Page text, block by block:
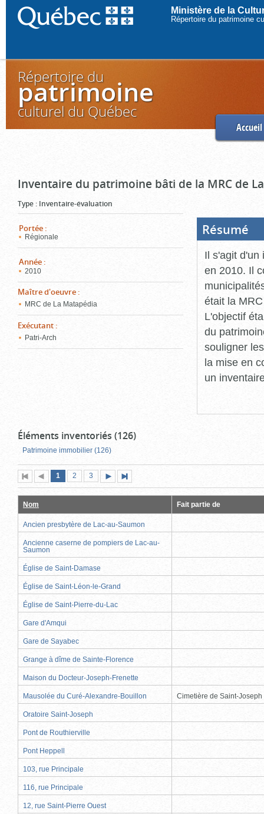
Ministère de la
Répertoire du patrimoine
Répertoire du
patrimoine
culturel du Québec
Accueil
Inventaire du patrimoine bâti de la MRC de
Type : Inventaire-évaluation
Portée :
Régionale
Année :
2010
Maître d'oeuvre :
MRC de La Matapédia
Exécutant :
Patri-Arch
Résumé
Il s'agit d'un
en 2010. Il
était la
L'objectif
du
souligner
la mise en
un
Éléments inventoriés (126)
Patrimoine immobilier (126)
Première
page
Page
précédente
Page
1 (page
actuelle)
Page
2 Page
3
suivante
page
Nom Fait partie de
Ancien presbytère de Lac-au-Saumon
Ancienne caserne de pompiers de Lac-au-
Saumon
Église de Saint-Damase
Église de Saint-Léon-le-Grand
Église de Saint-Pierre-du-Lac
Gare d'Amqui
Gare de Sayabec
Grange à dîme de Sainte-Florence
Maison du Docteur-Joseph-Frenette
Mausolée du Curé-Alexandre-Bouillon Cimetière de Saint-Joseph
Oratoire Saint-Joseph
Pont de Routhierville
Pont Heppell
103, rue Principale
116, rue Principale
12, rue Saint-Pierre Ouest